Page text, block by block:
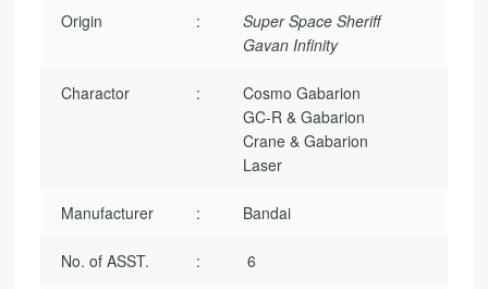
Origin :
Super Space Sheriff
Gavan Infinity
Charactor :
Cosmo Gabarion
GC-R & Gabarion
Crane & Gabarion
Laser
Manufacturer : Bandai
No. of ASST. : 6